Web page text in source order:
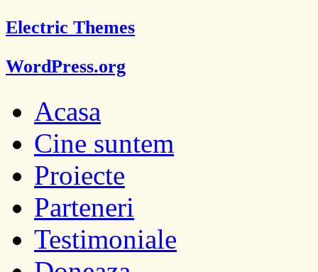
Electric Themes
WordPress.org
Acasa
Cine suntem
Proiecte
Parteneri
Testimoniale